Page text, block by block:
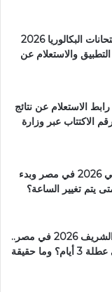
رابط تنزيل تطبيق نتائج امتحانات البكالوريا 2026
والاستعلام عن
2026 سوريا.. رابط الاستعلام عن نتائج
الاكتتاب عبر وزارة
موعد انتهاء التوقيت الصيفي 2026 في مصر وبدء
يتم تغيير الساعة؟
موعد إجازة المولد النبوي الشريف 2026 في مصر..
هل يحصل الموظفون على عطلة 3 أيام؟ وما حقيقة